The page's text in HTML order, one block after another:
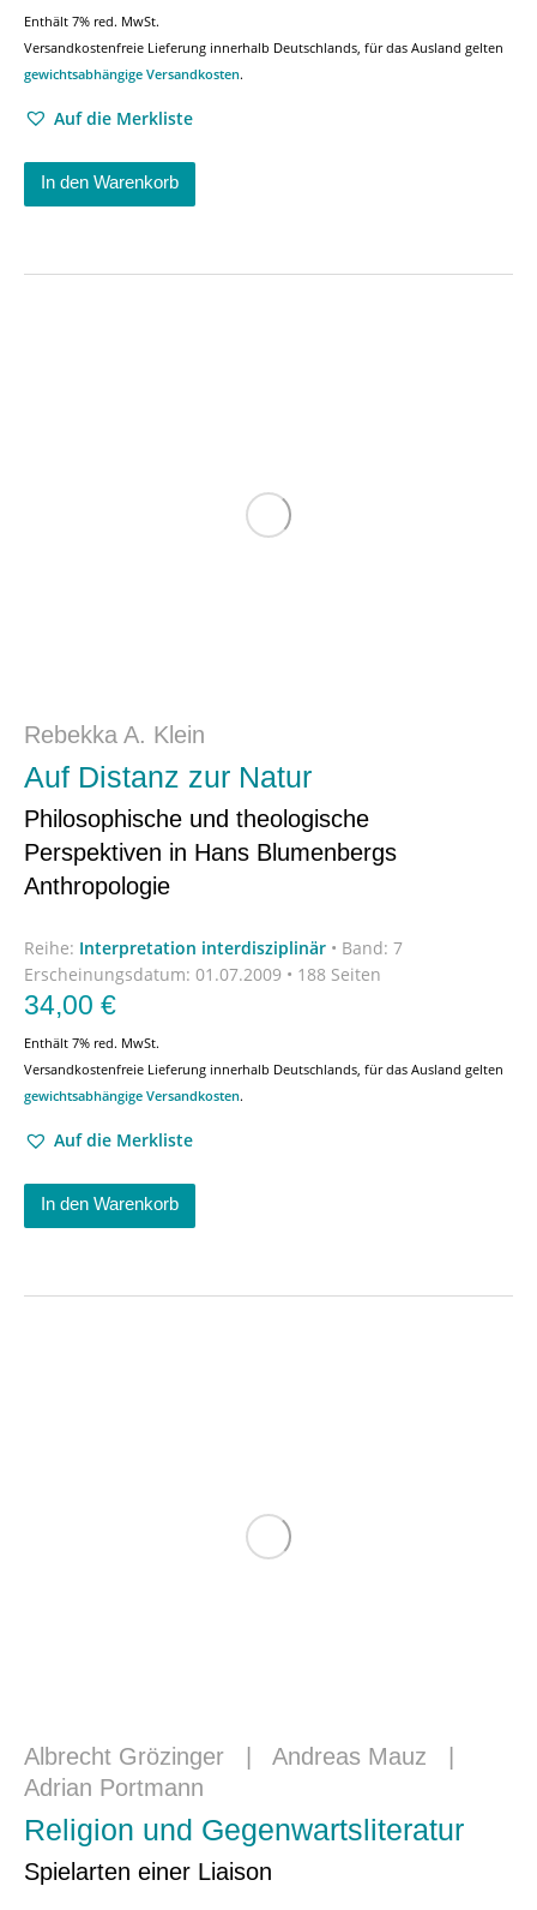
Enthält 7% red. MwSt.
Versandkostenfreie Lieferung innerhalb Deutschlands, für das Ausland gelten
gewichtsabhängige Versandkosten.
Auf die Merkliste
In den Warenkorb
Rebekka A. Klein
Auf Distanz zur Natur
Philosophische und theologische
Perspektiven in Hans Blumenbergs
Anthropologie
Reihe: Interpretation interdisziplinär • Band: 7
Erscheinungsdatum: 01.07.2009 • 188 Seiten
34,00 €
Enthält 7% red. MwSt.
Versandkostenfreie Lieferung innerhalb Deutschlands, für das Ausland gelten
gewichtsabhängige Versandkosten.
Auf die Merkliste
In den Warenkorb
Albrecht Grözinger Andreas Mauz
Adrian Portmann
Religion und Gegenwartsliteratur
Spielarten einer Liaison